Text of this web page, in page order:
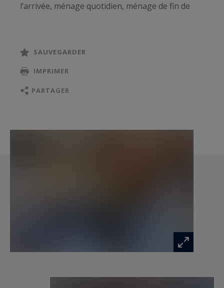
l’arrivée, ménage quotidien, ménage de fin de
salles de bains, chauffeur : 8h30 à 9h30 et de
SAUVEGARDER
IMPRIMER
PARTAGER